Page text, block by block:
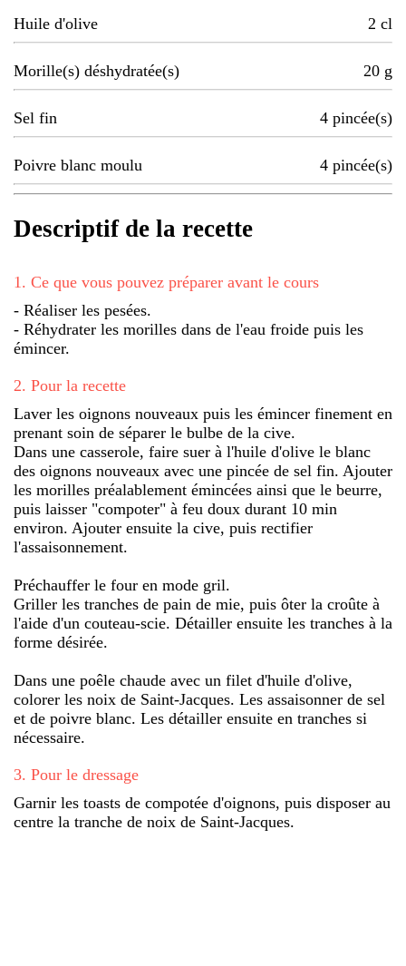
Huile d'olive 2 cl
Morille(s) déshydratée(s) 20 g
Sel fin 4 pincée(s)
Poivre blanc moulu 4 pincée(s)
Descriptif de la recette
1 . Ce que vous pouvez préparer avant le cours
- Réaliser les pesées.
- Réhydrater les morilles dans de l'eau froide puis les
émincer.
2. Pour la recette
Laver les oignons nouveaux puis les émincer finement en
prenant soin de séparer le bulbe de la cive.
Dans une casserole, faire suer à l'huile d'olive le blanc
des oignons nouveaux avec une pincée de sel fin. Ajouter
les morilles préalablement émincées ainsi que le beurre,
puis laisser "compoter" à feu doux durant 10 min
environ. Ajouter ensuite la cive, puis rectifier
l'assaisonnement.
Préchauffer le four en mode gril.
Griller les tranches de pain de mie, puis ôter la croûte à
l'aide d'un couteau-scie. Détailler ensuite les tranches à la
forme désirée.
Dans une poêle chaude avec un filet d'huile d'olive,
colorer les noix de Saint-Jacques. Les assaisonner de sel
et de poivre blanc. Les détailler ensuite en tranches si
nécessaire.
3. Pour le dressage
Garnir les toasts de compotée d'oignons, puis disposer au
centre la tranche de noix de Saint-Jacques.